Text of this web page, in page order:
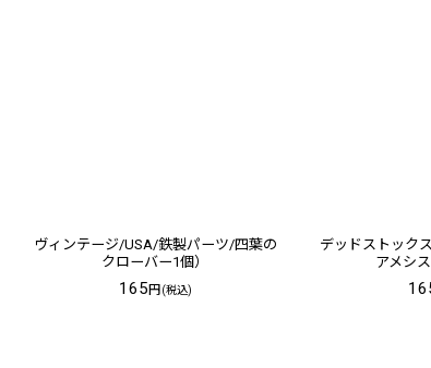
ヴィンテージ/USA/鉄製パーツ/四葉の
クローバー1個）
165 円 (税込)
デッドストック
アメシ